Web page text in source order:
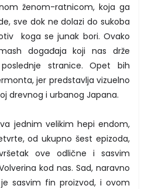
ženom-ratnicom, koja ga
sve dok ne dolazi do sukoba
koga se junak bori. Ovako
događaja koji nas drže
stranice. Opet bih
jer predstavlja vizuelno
drevnog i urbanog Japana.
jednim velikim hepi endom,
od ukupno šest epizoda,
ove odlične i sasvim
kod nas. Sad, naravno
sasvim fin proizvod, i ovom